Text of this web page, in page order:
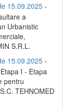
15.09.2025 -
a
Urbanistic
S.R.L.
15.09.2025 -
I - Etapa
pentru
TEHNOMED